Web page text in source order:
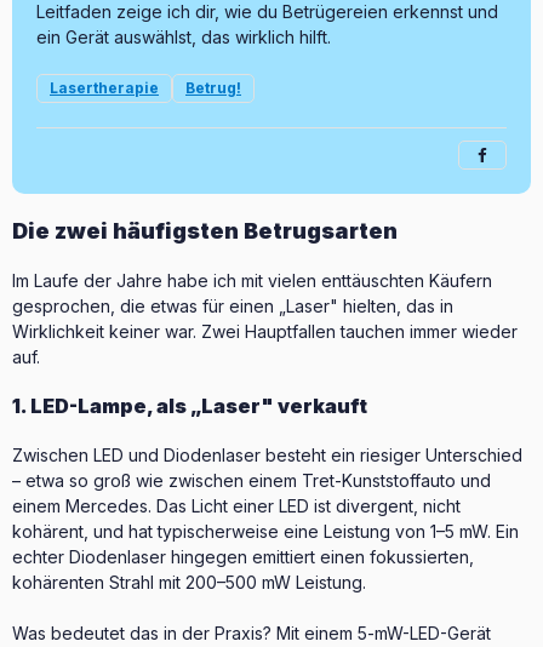
Leitfaden zeige ich dir, wie du Betrügereien erkennst und
ein Gerät auswählst, das wirklich hilft.
Lasertherapie Betrug!
Die zwei häufigsten Betrugsarten
Im Laufe der Jahre habe ich mit vielen enttäuschten Käufern
gesprochen, die etwas für einen „Laser" hielten, das in
Wirklichkeit keiner war. Zwei Hauptfallen tauchen immer wieder
auf.
1. LED-Lampe, als „Laser" verkauft
Zwischen LED und Diodenlaser besteht ein riesiger Unterschied
– etwa so groß wie zwischen einem Tret-Kunststoffauto und
einem Mercedes. Das Licht einer LED ist divergent, nicht
kohärent, und hat typischerweise eine Leistung von 1–5 mW. Ein
echter Diodenlaser hingegen emittiert einen fokussierten,
kohärenten Strahl mit 200–500 mW Leistung.
Was bedeutet das in der Praxis? Mit einem 5-mW-LED-Gerät